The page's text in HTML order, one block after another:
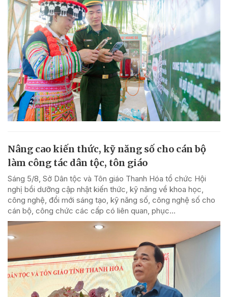
Nâng cao kiến thức, kỹ năng số cho cán bộ
làm công tác dân tộc, tôn giáo
Sáng 5/8, Sở Dân tộc và Tôn giáo Thanh Hóa tổ chức Hội
nghị bồi dưỡng cập nhật kiến thức, kỹ năng về khoa học,
công nghệ, đổi mới sáng tạo, kỹ năng số, công nghệ số cho
cán bộ, công chức các cấp có liên quan, phục...